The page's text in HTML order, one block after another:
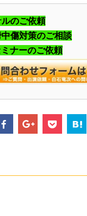
ルのご依頼
中傷対策のご相談
ナーのご依頼